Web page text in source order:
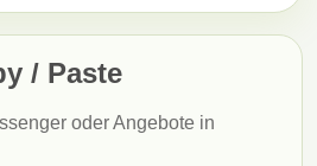
/ Paste
oder Angebote in